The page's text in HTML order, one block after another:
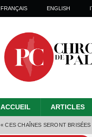
FRANÇAIS ENGLISH
ACCUEIL ARTICLES
« CES CHAÎNES SERONT BRISÉES